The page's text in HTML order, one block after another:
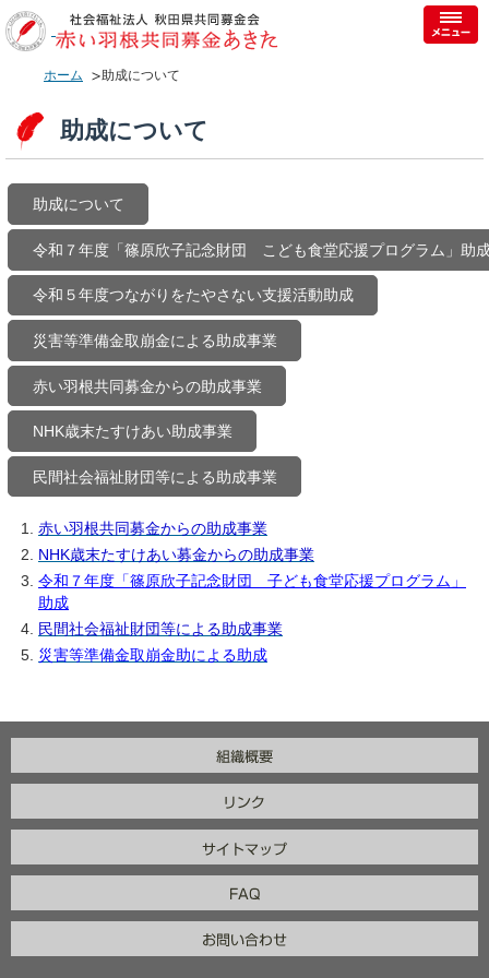
ホーム 助成について
助成について
助成について
令和７年度「篠原欣子記念財団 こども食堂応援プログラム」助
令和５年度つながりをたやさない支援活動助成
災害等準備金取崩金による助成事業
赤い羽根共同募金からの助成事業
NHK歳末たすけあい助成事業
民間社会福祉財団等による助成事業
赤い羽根共同募金からの助成事業
NHK歳末たすけあい募金からの助成事業
令和７年度「篠原欣子記念財団 子ども食堂応援プログラム」
助成
民間社会福祉財団等による助成事業
災害等準備金取崩金助による助成